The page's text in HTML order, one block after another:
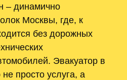
– динамично
Москвы, где, к
без дорожных
Эвакуатор в
просто услуга, а